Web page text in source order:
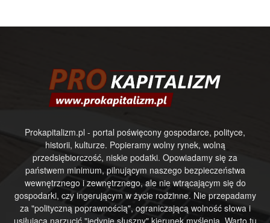
Prokapitalizm.pl - portal poświęcony gospodarce, polityce,
historii, kulturze. Popieramy wolny rynek, wolną
przedsiębiorczość, niskie podatki. Opowiadamy się za
państwem minimum, pilnującym naszego bezpieczeństwa
wewnętrznego i zewnętrznego, ale nie wtrącającym się do
gospodarki, czy ingerującym w życie rodzinne. Nie przepadamy
za "polityczną poprawnością", ograniczającą wolność słowa i
usiłującą narzucić "jedynie słuszny" kierunek myślenia. Warto tu